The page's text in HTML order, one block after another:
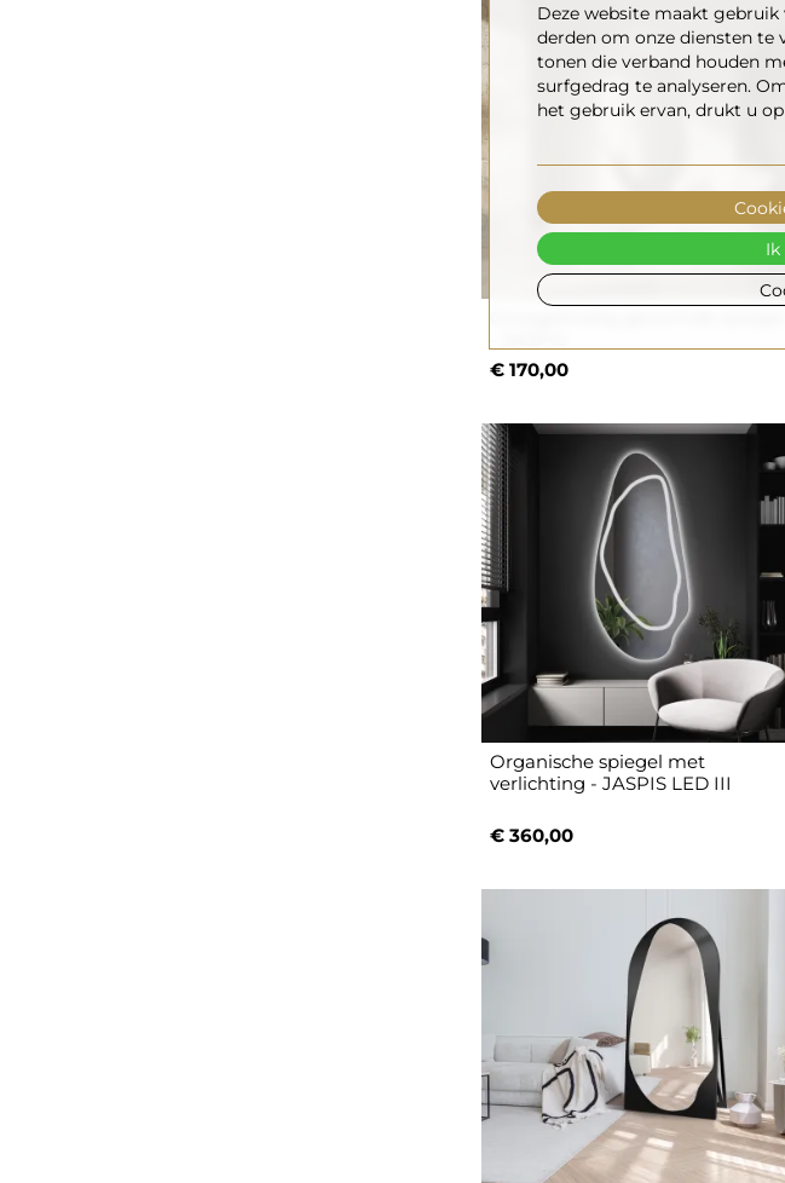
€ 170,00
Organische spiegel met
verlichting - JASPIS LED III
€ 360,00
Deze website maakt gebruik
derden om onze diensten te
tonen die verband houden
surfgedrag te analyseren.
het gebruik ervan, drukt u
Ik